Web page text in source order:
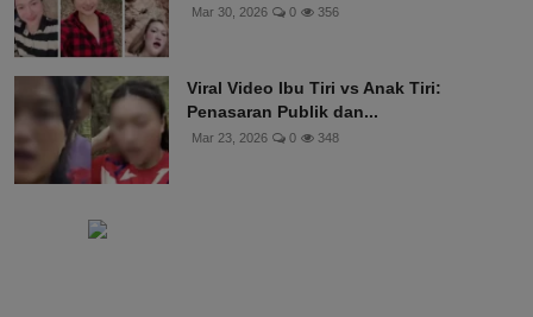
Mar 30, 2026 0 356
Viral Video Ibu Tiri vs Anak Tiri:
Penasaran Publik dan...
Mar 23, 2026 0 348